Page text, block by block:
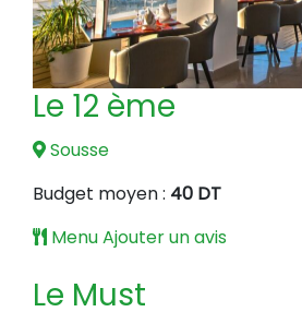
Le 12 ème
Sousse
Budget moyen : 40 DT
MenuAjouter un avis
Le Must